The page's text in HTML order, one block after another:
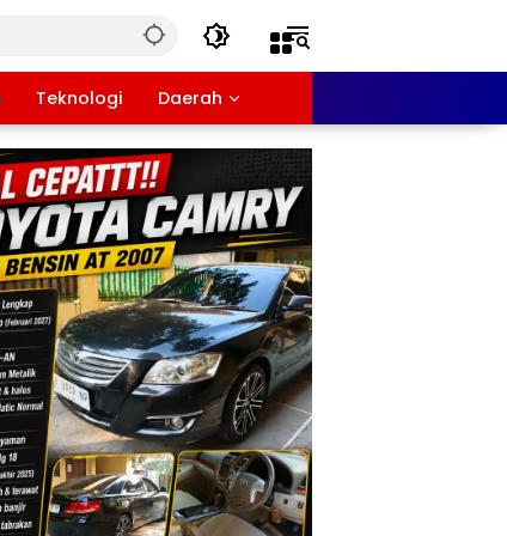
Teknologi Daerah